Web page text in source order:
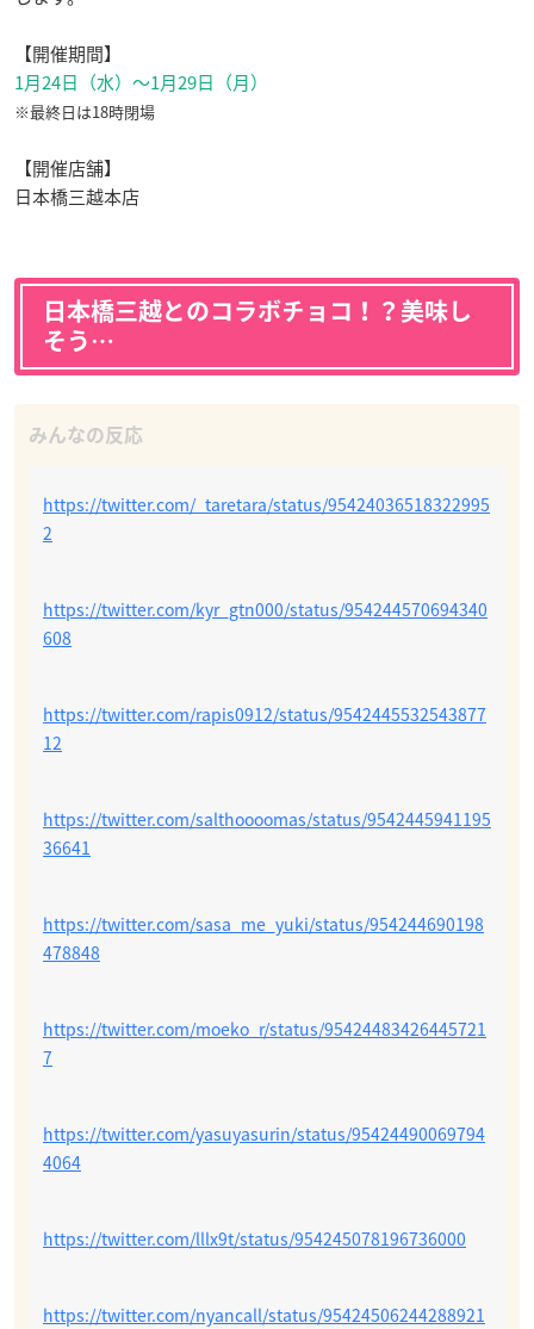
【開催期間】
1月24日（水）～1月29日（月）
※最終日は18時閉場
【開催店舗】
日本橋三越本店
日本橋三越とのコラボチョコ！？美味し
そう…
https://twitter.com/_taretara/status/95424036518322995
2
https://twitter.com/kyr_gtn000/status/954244570694340
608
https://twitter.com/rapis0912/status/9542445532543877
12
https://twitter.com/salthoooomas/status/9542445941195
36641
https://twitter.com/sasa_me_yuki/status/954244690198
478848
https://twitter.com/moeko_r/status/95424483426445721
7
https://twitter.com/yasuyasurin/status/95424490069794
4064
https://twitter.com/lllx9t/status/954245078196736000
https://twitter.com/nyancall/status/95424506244288921